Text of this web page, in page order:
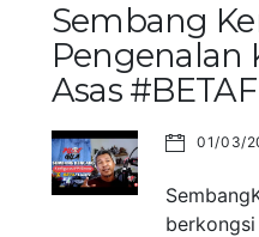
Sembang
Pengenalan
Asas
01/03/